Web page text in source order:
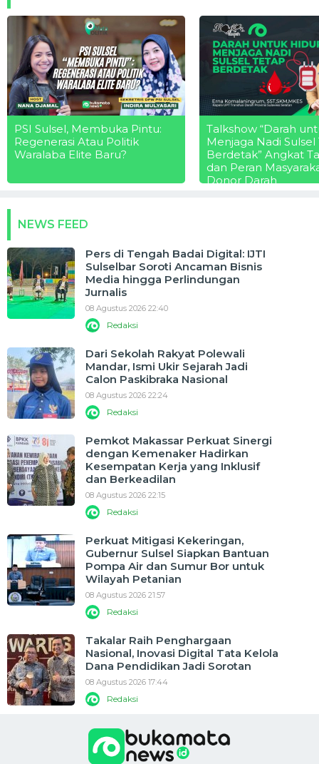
PSI Sulsel, Membuka Pintu:
Regenerasi Atau Politik
Waralaba Elite Baru?
Talkshow “Darah
Menjaga Nadi Sulsel
Berdetak” Angkat
dan Peran
Donor Darah
NEWS FEED
Pers di Tengah Badai Digital: IJTI
Sulselbar Soroti Ancaman Bisnis
Media hingga Perlindungan
Jurnalis
08 Agustus 2026 22:40
Redaksi
Dari Sekolah Rakyat Polewali
Mandar, Ismi Ukir Sejarah Jadi
Calon Paskibraka Nasional
08 Agustus 2026 22:24
Redaksi
Pemkot Makassar Perkuat Sinergi
dengan Kemenaker Hadirkan
Kesempatan Kerja yang Inklusif
dan Berkeadilan
08 Agustus 2026 22:15
Redaksi
Perkuat Mitigasi Kekeringan,
Gubernur Sulsel Siapkan Bantuan
Pompa Air dan Sumur Bor untuk
Wilayah Petanian
08 Agustus 2026 21:57
Redaksi
Takalar Raih Penghargaan
Nasional, Inovasi Digital Tata Kelola
Dana Pendidikan Jadi Sorotan
08 Agustus 2026 17:44
Redaksi